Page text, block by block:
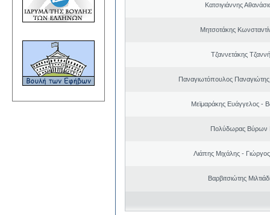
Κατσιγιάννης
Μητσοτάκης
Τζαννετάκης
Παναγιωτόπουλος
Μεϊμαράκης Ευάγγελος -
Πολύδωρας Βύρων
Λιάπης Μιχάλης -
Βαρβιτσιώτης